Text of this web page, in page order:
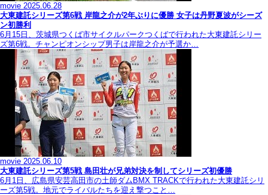
movie 2025.06.28
大東建託シリーズ第6戦 岸龍之介が2年ぶりに優勝 女子は丹野夏波がシーズ
ン初勝利
6月15日、茨城県つくば市サイクルパークつくばで行われた大東建託シリー
ズ第6戦。チャンピオンシップ男子は岸龍之介が予選か…
movie 2025.06.10
大東建託シリーズ第5戦 島田壮が兄弟対決を制してシリーズ初優勝
6月1日、広島県安芸高田市の土師ダムBMX TRACKで行われた大東建託シリ
ーズ第5戦。地元でライバルたちを迎え撃つこと…